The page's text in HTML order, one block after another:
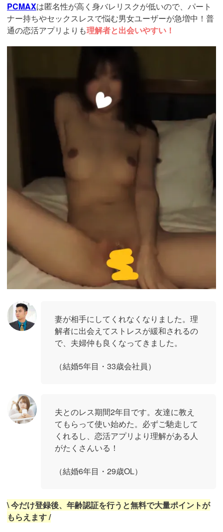
PCMAXは匿名性が高く身バレリスクが低いので、パート
ナー持ちやセックスレスで悩む男女ユーザーが急増中！普
通の恋活アプリよりも理解者と出会いやすい！
妻が相手にしてくれなくなりました。理
解者に出会えてストレスが緩和されるの
で、夫婦仲も良くなってきました。
（結婚5年目・33歳会社員）
夫とのレス期間2年目です。友達に教え
てもらって使い始めた。必ずご馳走して
くれるし、恋活アプリより理解がある人
がたくさんいる！
（結婚6年目・29歳OL）
\ 今だけ登録後、年齢認証を行うと無料で大量ポイントが
もらえます /